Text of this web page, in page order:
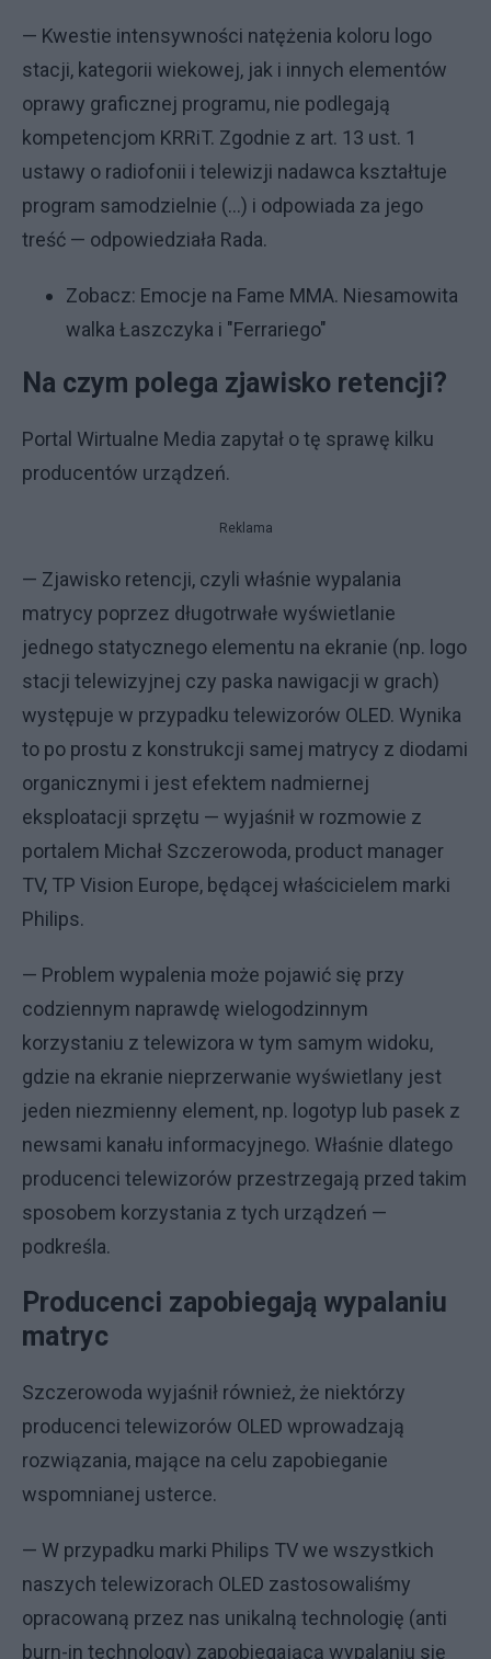
— Kwestie intensywności natężenia koloru logo
stacji, kategorii wiekowej, jak i innych elementów
oprawy graficznej programu, nie podlegają
kompetencjom KRRiT. Zgodnie z art. 13 ust. 1
ustawy o radiofonii i telewizji nadawca kształtuje
program samodzielnie (…) i odpowiada za jego
treść — odpowiedziała Rada.
Zobacz: Emocje na Fame MMA. Niesamowita
walka Łaszczyka i "Ferrariego"
Na czym polega zjawisko retencji?
Portal Wirtualne Media zapytał o tę sprawę kilku
producentów urządzeń.
Reklama
— Zjawisko retencji, czyli właśnie wypalania
matrycy poprzez długotrwałe wyświetlanie
jednego statycznego elementu na ekranie (np. logo
stacji telewizyjnej czy paska nawigacji w grach)
występuje w przypadku telewizorów OLED. Wynika
to po prostu z konstrukcji samej matrycy z diodami
organicznymi i jest efektem nadmiernej
eksploatacji sprzętu — wyjaśnił w rozmowie z
portalem Michał Szczerowoda, product manager
TV, TP Vision Europe, będącej właścicielem marki
Philips.
— Problem wypalenia może pojawić się przy
codziennym naprawdę wielogodzinnym
korzystaniu z telewizora w tym samym widoku,
gdzie na ekranie nieprzerwanie wyświetlany jest
jeden niezmienny element, np. logotyp lub pasek z
newsami kanału informacyjnego. Właśnie dlatego
producenci telewizorów przestrzegają przed takim
sposobem korzystania z tych urządzeń —
podkreśla.
Producenci zapobiegają wypalaniu
matryc
Szczerowoda wyjaśnił również, że niektórzy
producenci telewizorów OLED wprowadzają
rozwiązania, mające na celu zapobieganie
wspomnianej usterce.
— W przypadku marki Philips TV we wszystkich
naszych telewizorach OLED zastosowaliśmy
opracowaną przez nas unikalną technologię (anti
burn-in technology) zapobiegającą wypalaniu się